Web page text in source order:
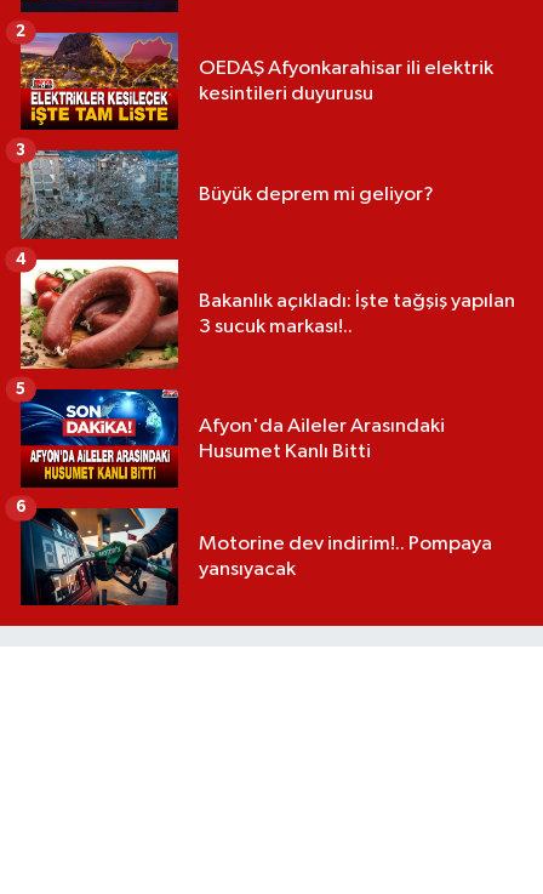
OEDAŞ Afyonkarahisar ili elektrik
kesintileri duyurusu
2
Büyük deprem mi geliyor?
3
Bakanlık açıkladı: İşte tağşiş yapılan
3 sucuk markası!..
4
Afyon'da Aileler Arasındaki
Husumet Kanlı Bitti
5
Motorine dev indirim!.. Pompaya
yansıyacak
6